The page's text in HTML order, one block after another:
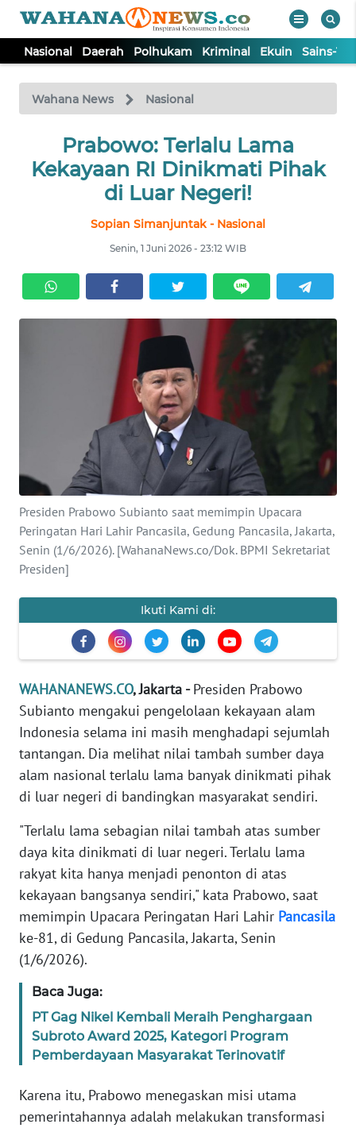
Nasional Daerah Polhukam Kriminal Ekuin Sains-
Wahana News Nasional
Prabowo: Terlalu Lama
Kekayaan RI Dinikmati Pihak
di Luar Negeri!
Sopian Simanjuntak - Nasional
Senin, 1 Juni 2026 - 23:12 WIB
Presiden Prabowo Subianto saat memimpin Upacara
Peringatan Hari Lahir Pancasila, Gedung Pancasila, Jakarta,
Senin (1/6/2026). [WahanaNews.co/Dok. BPMI Sekretariat
Presiden]
Ikuti Kami di:
WAHANANEWS.CO, Jakarta -Presiden Prabowo
Subianto mengakui pengelolaan kekayaan alam
Indonesia selama ini masih menghadapi sejumlah
tantangan. Dia melihat nilai tambah sumber daya
alam nasional terlalu lama banyak dinikmati pihak
di luar negeri di bandingkan masyarakat sendiri.
"Terlalu lama sebagian nilai tambah atas sumber
daya kita dinikmati di luar negeri. Terlalu lama
rakyat kita hanya menjadi penonton di atas
kekayaan bangsanya sendiri," kata Prabowo, saat
memimpin Upacara Peringatan Hari Lahir Pancasila
ke-81, di Gedung Pancasila, Jakarta, Senin
(1/6/2026).
Baca Juga:
PT Gag Nikel Kembali Meraih Penghargaan
Subroto Award 2025, Kategori Program
Pemberdayaan Masyarakat Terinovatif
Karena itu, Prabowo menegaskan misi utama
pemerintahannya adalah melakukan transformasi
TV
Tutup
NASIONAL
KRIMINAL
EKUIN
INTERNASIONAL
SERBA-SERBI
PENDIDIKAN
Informasi
INDEKS
BERITA
KAMI
INFO
IKLAN
TENTANG
KAMI
PEDOMAN
SIBER
REDAKSI
KARIR